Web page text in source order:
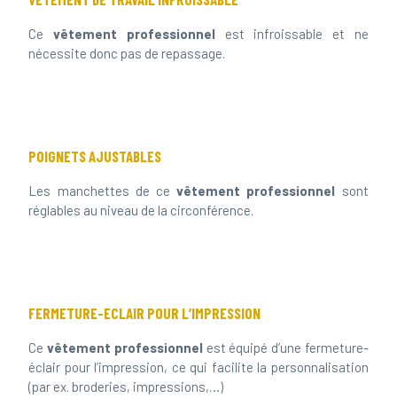
Cevêtement professionnelest infroissable et ne
nécessite donc pas de repassage.
Les manchettes de ce
réglables au niveau de la circonférence.
Cevêtement professionnelest équipé d’une fermeture-
éclair pour l’impression, ce qui facilite la personnalisation
(par ex. broderies, impressions,…)